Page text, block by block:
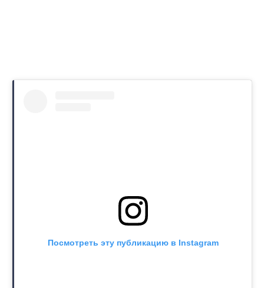
Посмотреть эту публикацию в Instagram